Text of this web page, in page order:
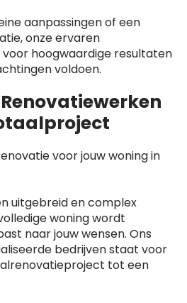
aanpassingen of een
onze ervaren
hoogwaardige resultaten
voldoen.
voor jouw woning in
uitgebreid en complex
woning wordt
naar jouw wensen. Ons
bedrijven staat voor
tot een